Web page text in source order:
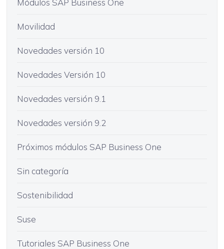
Módulos SAP Business One
Movilidad
Novedades versión 10
Novedades Versión 10
Novedades versión 9.1
Novedades versión 9.2
Próximos módulos SAP Business One
Sin categoría
Sostenibilidad
Suse
Tutoriales SAP Business One